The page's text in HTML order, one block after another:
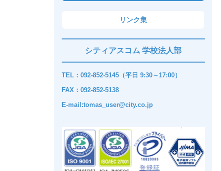
リンク集
シティアスコム 学校法人部
TEL：092-852-5145（平日 9:30～17:00）
FAX：092-852-5138
E-mail:tomas_user@city.co.jp